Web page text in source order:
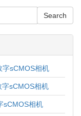
sCMOS相机
sCMOS相机
sCMOS相机